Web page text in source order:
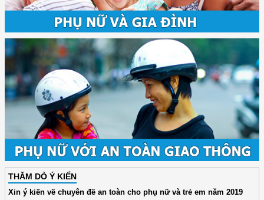
THĂM DÒ Ý KIẾN
Xin ý kiến về chuyên đề an toàn cho phụ nữ và trẻ em năm 2019